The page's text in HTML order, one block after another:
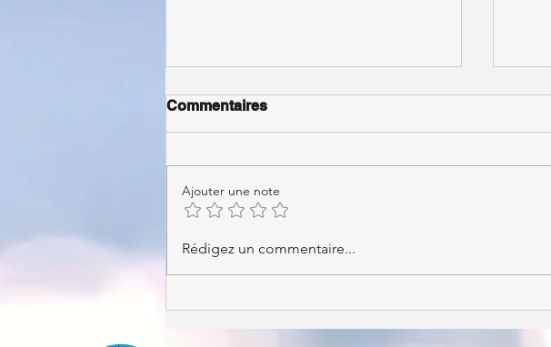
Commentaires
Ajouter une note
Rédigez un commentaire...